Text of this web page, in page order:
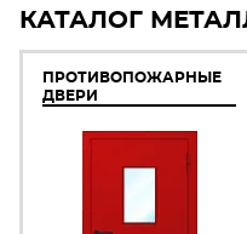
КАТАЛОГ
ПРОТИВОПОЖАРНЫЕ
ДВЕРИ